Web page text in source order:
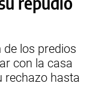
los predios
con la casa
rechazo hasta